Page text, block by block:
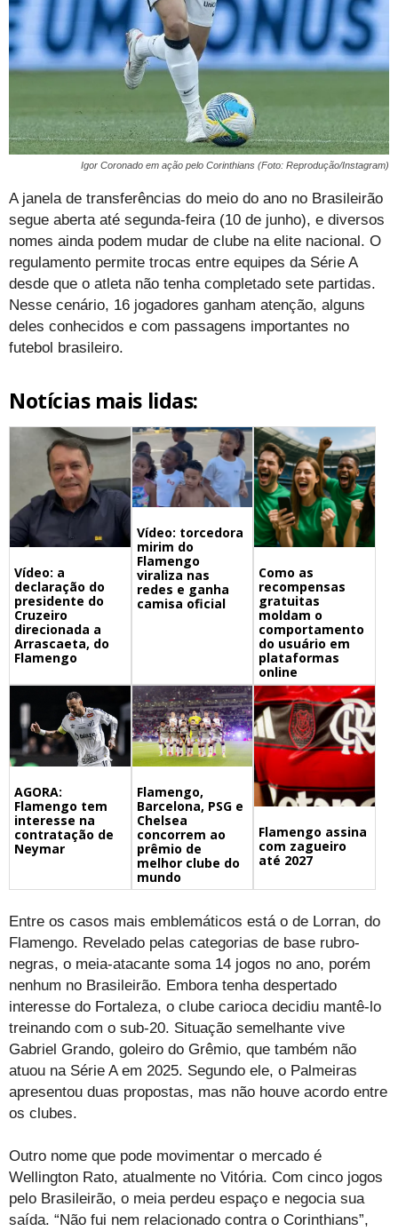
Igor Coronado em ação pelo Corinthians (Foto: Reprodução/Instagram)
A janela de transferências do meio do ano no Brasileirão
segue aberta até segunda-feira (10 de junho), e diversos
nomes ainda podem mudar de clube na elite nacional. O
regulamento permite trocas entre equipes da Série A
desde que o atleta não tenha completado sete partidas.
Nesse cenário, 16 jogadores ganham atenção, alguns
deles conhecidos e com passagens importantes no
futebol brasileiro.
Notícias mais lidas:
Vídeo: a
declaração do
presidente do
Cruzeiro
direcionada a
Arrascaeta, do
Flamengo
Vídeo: torcedora
mirim do
Flamengo
viraliza nas
redes e ganha
camisa oficial
Como as
recompensas
gratuitas
moldam o
comportamento
do usuário em
plataformas
online
AGORA:
Flamengo tem
interesse na
contratação de
Neymar
Flamengo,
Barcelona, PSG e
Chelsea
concorrem ao
prêmio de
melhor clube do
mundo
Flamengo assina
com zagueiro
até 2027
Entre os casos mais emblemáticos está o de Lorran, do
Flamengo. Revelado pelas categorias de base rubro-
negras, o meia-atacante soma 14 jogos no ano, porém
nenhum no Brasileirão. Embora tenha despertado
interesse do Fortaleza, o clube carioca decidiu mantê-lo
treinando com o sub-20. Situação semelhante vive
Gabriel Grando, goleiro do Grêmio, que também não
atuou na Série A em 2025. Segundo ele, o Palmeiras
apresentou duas propostas, mas não houve acordo entre
os clubes.
Outro nome que pode movimentar o mercado é
Wellington Rato, atualmente no Vitória. Com cinco jogos
pelo Brasileirão, o meia perdeu espaço e negocia sua
saída. “Não fui nem relacionado contra o Corinthians”,